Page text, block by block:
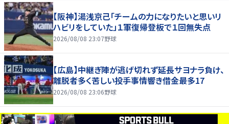
【阪神】湯浅京己「チームの力になりたいと思いリ
ハビリをしていた」１軍復帰登板で１回無失点
2026/08/08 23:07野球
【広島】中継ぎ陣が逃げ切れず延長サヨナラ負け、
離脱者多く苦しい投手事情響き借金最多17
2026/08/08 23:06野球